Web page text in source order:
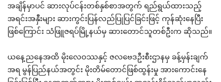
အချိန်မှာပင် ဆားလုပ်ငန်းတစ်နှစ်စာအတွက် ရည်ရွယ်ထားသည့်
အရင်းအနှီးများ ဆားကွင်းပြန်လည်ပြုပြင်ခြင်းဖြင့် ကုန်ဆုံးနေပြီး
ဖြစ်ကြောင်း သံဖြူဇရပ်မြို့နယ်မှ ဆားတောင်သူတစ်ဦးက ဆိုသည်။
ယနေ့ညနေအထိ မိုးလေဝဿနှင့် ဇလဗေဒဦးစီးဌာနမှ ခန့်မှန်းချက်
အရ မွန်ပြည်နယ်အတွင်း မိုးတိမ်တောင်ဖြစ်ထွန်းမှု အားကောင်းနေ